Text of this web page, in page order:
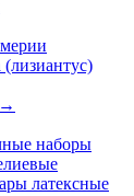
→
наборы
латексные